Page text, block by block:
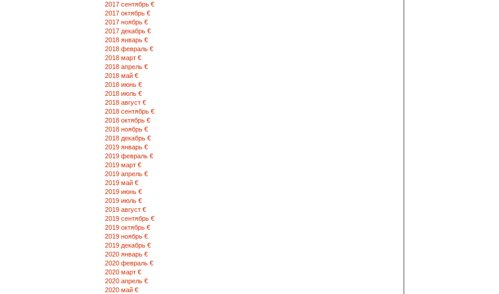
2017 сентябрь €
2017 октябрь €
2017 ноябрь €
2017 декабрь €
2018 январь €
2018 февраль €
2018 март €
2018 апрель €
2018 май €
2018 июнь €
2018 июль €
2018 август €
2018 сентябрь €
2018 октябрь €
2018 ноябрь €
2018 декабрь €
2019 январь €
2019 февраль €
2019 март €
2019 апрель €
2019 май €
2019 июнь €
2019 июль €
2019 август €
2019 сентябрь €
2019 октябрь €
2019 ноябрь €
2019 декабрь €
2020 январь €
2020 февраль €
2020 март €
2020 апрель €
2020 май €